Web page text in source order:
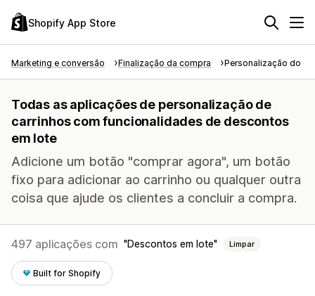
Shopify App Store
Marketing e conversão Finalização da compra Personalização do
Todas as aplicações de personalização de
carrinhos com funcionalidades de descontos
em lote
Adicione um botão "comprar agora", um botão
fixo para adicionar ao carrinho ou qualquer outra
coisa que ajude os clientes a concluir a compra.
497 aplicações com Descontos em lote Limpar
Built for Shopify